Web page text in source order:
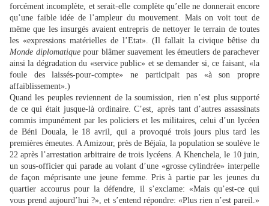
forcément incomplète, et serait-elle complète qu’elle ne donnerait encore
qu’une faible idée de l’ampleur du mouvement. Mais on voit tout de
même que les insurgés avaient entrepris de nettoyer le terrain de toutes
les «expressions matérielles de l’Etat». (Il fallait la civique bêtise du
Monde diplomatiquepour blâmer suavement les émeutiers de parachever
ainsi la dégradation du «service public» et se demander si, ce faisant, «la
foule des laissés-pour-compte» ne participait pas «à son propre
affaiblissement».)
Quand les peuples reviennent de la soumission, rien n’est plus supporté
de ce qui était jusque-là ordinaire. C’est, après tant d’autres assassinats
commis impunément par les policiers et les militaires, celui d’un lycéen
de Béni Douala, le 18 avril, qui a provoqué trois jours plus tard les
premières émeutes. A Amizour, près de Béjaïa, la population se soulève le
22 après l’arrestation arbitraire de trois lycéens. A Khenchela, le 10 juin,
un sous-officier qui parade au volant d’une «grosse cylindrée» interpelle
de façon méprisante une jeune femme. Pris à partie par les jeunes du
quartier accourus pour la défendre, il s’exclame: «Mais qu’est-ce qui
vous prend aujourd’hui ?», et s’entend répondre: «Plus rien n’est pareil.»